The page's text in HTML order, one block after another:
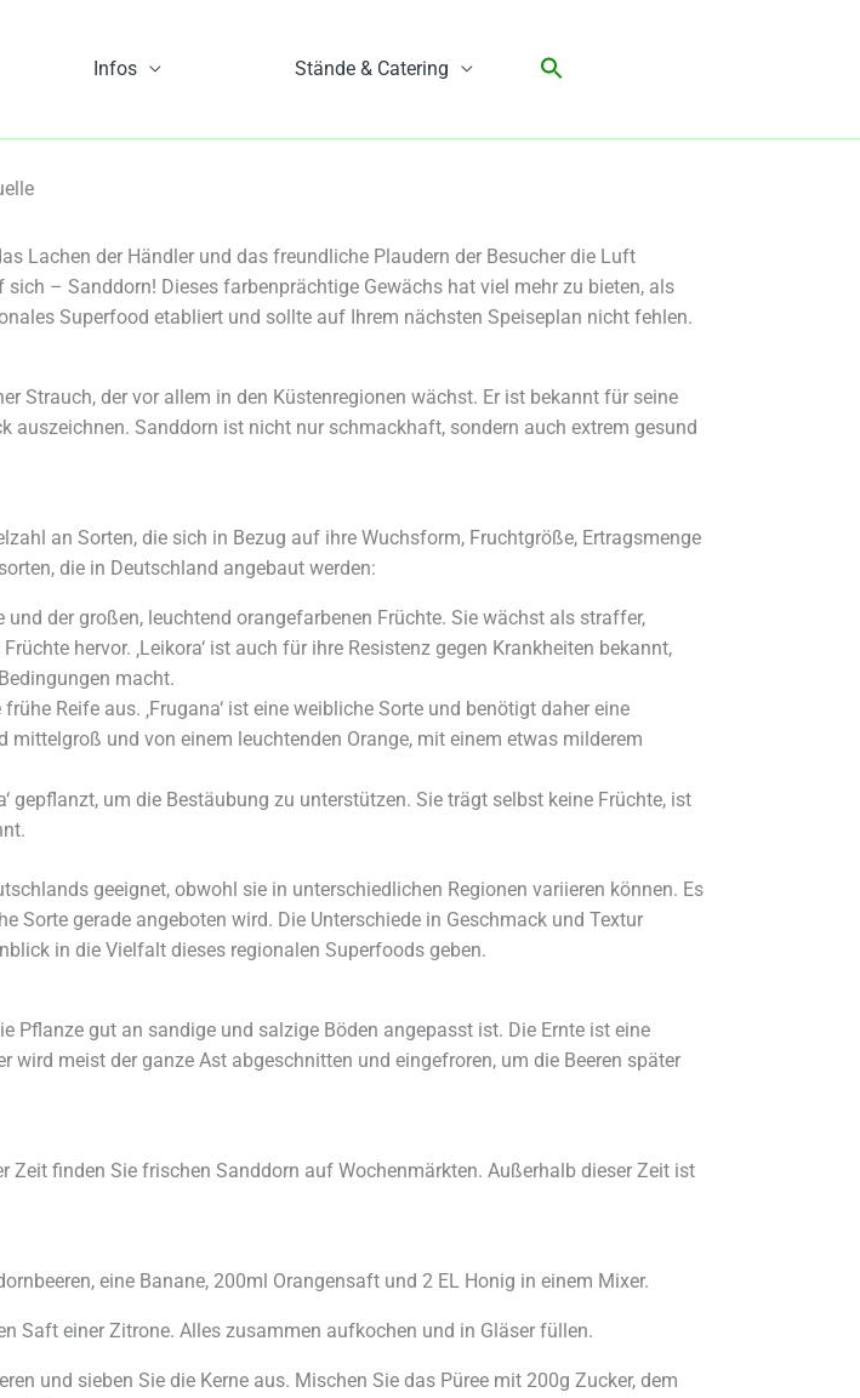
Infos Stände & Catering
Lachen der Händler und das freundliche Plaudern der Besucher die Luft
– Sanddorn! Dieses farbenprächtige Gewächs hat viel mehr zu bieten, als
Superfood etabliert und sollte auf Ihrem nächsten Speiseplan nicht fehlen.
Strauch, der vor allem in den Küstenregionen wächst. Er ist bekannt für seine
auszeichnen. Sanddorn ist nicht nur schmackhaft, sondern auch extrem gesund
an Sorten, die sich in Bezug auf ihre Wuchsform, Fruchtgröße, Ertragsmenge
die in Deutschland angebaut werden:
der großen, leuchtend orangefarbenen Früchte. Sie wächst als straffer,
hervor. ‚Leikora‘ ist auch für ihre Resistenz gegen Krankheiten bekannt,
macht.
Reife aus. ‚Frugana‘ ist eine weibliche Sorte und benötigt daher eine
und von einem leuchtenden Orange, mit einem etwas milderem
gepflanzt, um die Bestäubung zu unterstützen. Sie trägt selbst keine Früchte, ist
geeignet, obwohl sie in unterschiedlichen Regionen variieren können. Es
Sorte gerade angeboten wird. Die Unterschiede in Geschmack und Textur
in die Vielfalt dieses regionalen Superfoods geben.
gut an sandige und salzige Böden angepasst ist. Die Ernte ist eine
meist der ganze Ast abgeschnitten und eingefroren, um die Beeren später
Zeit finden Sie frischen Sanddorn auf Wochenmärkten. Außerhalb dieser Zeit ist
eine Banane, 200ml Orangensaft und 2 EL Honig in einem Mixer.
Saft einer Zitrone. Alles zusammen aufkochen und in Gläser füllen.
und sieben Sie die Kerne aus. Mischen Sie das Püree mit 200g Zucker, dem